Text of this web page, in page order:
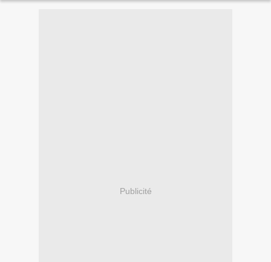
Publicité